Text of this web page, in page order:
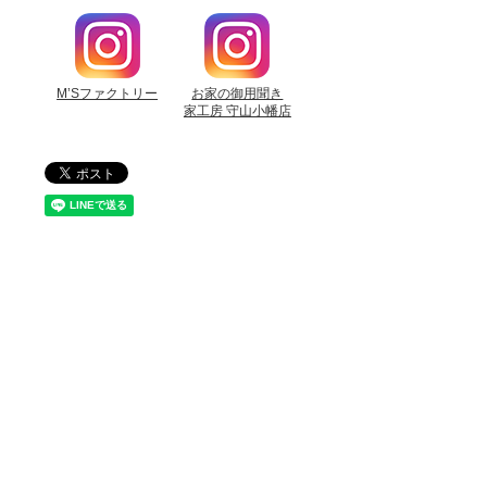
M’Sファクトリー
お家の御用聞き
家工房 守山小幡店